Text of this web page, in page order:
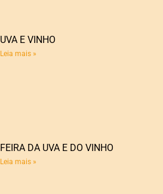
UVA E VINHO
Leia mais »
FEIRA DA UVA E DO VINHO
Leia mais »